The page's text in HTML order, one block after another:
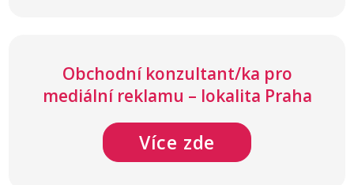
Obchodní konzultant/ka pro
mediální reklamu – lokalita Praha
Více zde